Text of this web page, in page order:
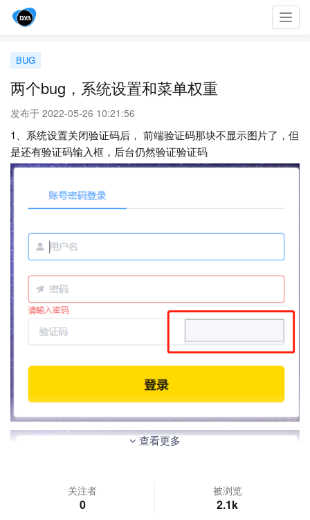
BUG
两个bug，系统设置和菜单权重
发布于 2022-05-26 10:21:56
1、系统设置关闭验证码后， 前端验证码那块不显示图片了，但
是还有验证码输入框，后台仍然验证验证码
查看更多
关注者
0
被浏览
2.1k